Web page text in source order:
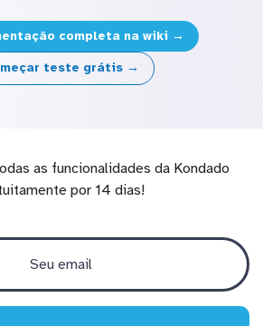
completa na wiki →
teste grátis →
as funcionalidades da Kondado
por 14 dias!